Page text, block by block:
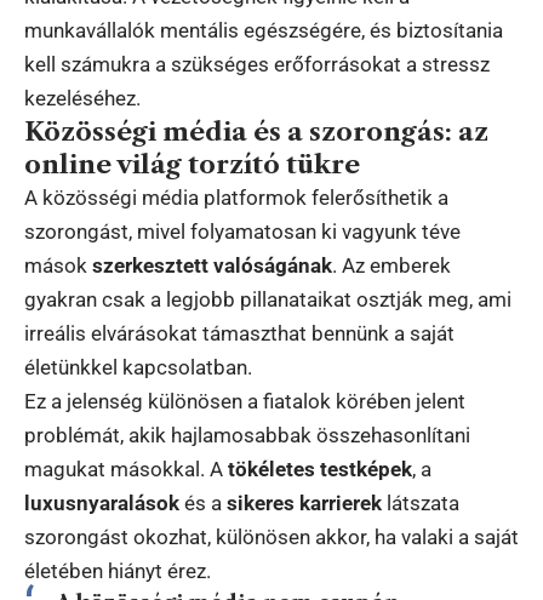
munkavállalók mentális egészségére, és biztosítania
kell számukra a szükséges erőforrásokat a stressz
kezeléséhez.
Közösségi média és a szorongás: az
online világ torzító tükre
A közösségi média platformok felerősíthetik a
szorongást, mivel folyamatosan ki vagyunk téve
mások szerkesztett valóságának. Az emberek
gyakran csak a legjobb pillanataikat osztják meg, ami
irreális elvárásokat támaszthat bennünk a saját
életünkkel kapcsolatban.
Ez a jelenség különösen a fiatalok körében jelent
problémát, akik hajlamosabbak összehasonlítani
magukat másokkal. A tökéletes testképek, a
luxusnyaralások és a sikeres karrierek látszata
szorongást okozhat, különösen akkor, ha valaki a saját
életében hiányt érez.